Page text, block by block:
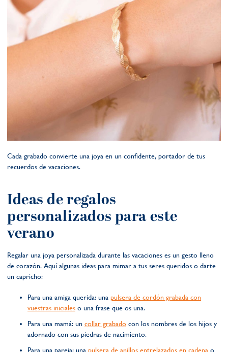
Cada grabado convierte una joya en un confidente, portador de tus
recuerdos de vacaciones.
Ideas de regalos
personalizados para este
verano
Regalar una joya personalizada durante las vacaciones es un gesto lleno
de corazón. Aquí algunas ideas para mimar a tus seres queridos o darte
un capricho:
Para una amiga querida: una pulsera de cordón grabada con
vuestras iniciales o una frase que os una.
Para una mamá: un collar grabado con los nombres de los hijos y
adornado con sus piedras de nacimiento.
Para una pareja: una pulsera de anillos entrelazados en cadena o